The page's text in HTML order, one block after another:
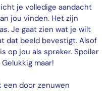
je volledige aandacht
jou vinden. Het zijn
. Je gaat zien wat je wilt
dat beeld bevestigt. Alsof
op jou als spreker. Spoiler
maar!
een door zenuwen